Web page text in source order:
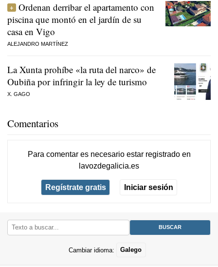
Ordenan derribar el apartamento con
piscina que montó en el jardín de su
casa en Vigo
ALEJANDRO MARTÍNEZ
La Xunta prohíbe «la ruta del narco» de
Oubiña por infringir la ley de turismo
X. GAGO
Comentarios
Para comentar es necesario estar registradoen
lavozdegalicia.es
Regístrate gratis Iniciar sesión
Cambiar idioma: Galego